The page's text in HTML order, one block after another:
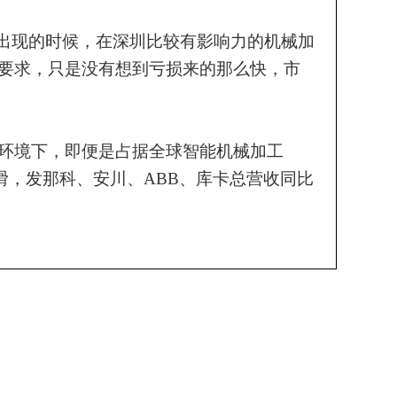
现的时候，在深圳比较有影响力的机械加
求，只是没有想到亏损来的那么快，市
境下，即便是占据全球智能机械加工
，发那科、安川、ABB、库卡总营收同比